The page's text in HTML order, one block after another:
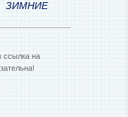
ЗИМНИЕ
ссылка на